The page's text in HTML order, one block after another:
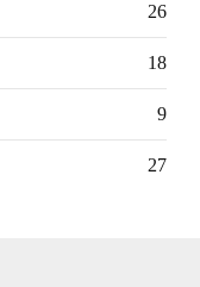
26
18
9
27